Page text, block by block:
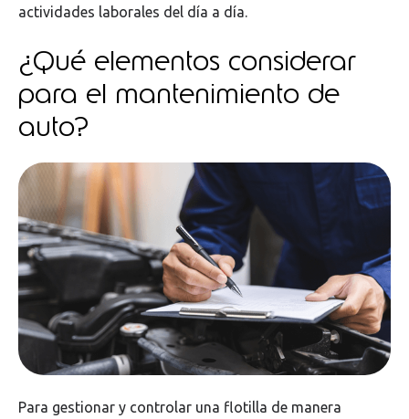
actividades laborales del día a día.
¿Qué elementos considerar
para el mantenimiento de
auto?
Para gestionar y controlar una flotilla de manera